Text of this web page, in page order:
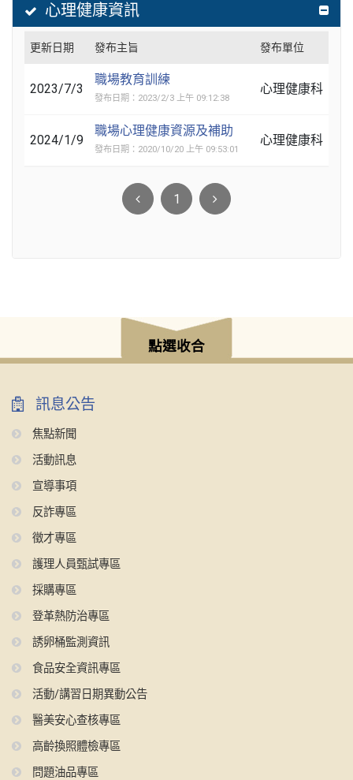
心理健康資訊
更新日期 發布主旨 發布單位
2023/7/3
職場教育訓練
發布日期：2023/2/3 上午 09:12:38
心理健康科
2024/1/9
職場心理健康資源及補助
發布日期：2020/10/20 上午 09:53:01
心理健康科
1
點選收合
訊息公告
焦點新聞
活動訊息
宣導事項
反詐專區
徵才專區
護理人員甄試專區
採購專區
登革熱防治專區
誘卵桶監測資訊
食品安全資訊專區
活動/講習日期異動公告
醫美安心查核專區
高齡換照體檢專區
問題油品專區